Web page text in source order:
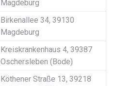
Magdeburg
Birkenallee 34, 39130
Magdeburg
Kreiskrankenhaus 4, 39387
Oschersleben (Bode)
Köthener Straße 13, 39218